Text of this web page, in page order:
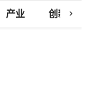
产业 创新研究
chevron_right